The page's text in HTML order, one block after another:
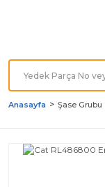
Anasayfa Şase Grubu